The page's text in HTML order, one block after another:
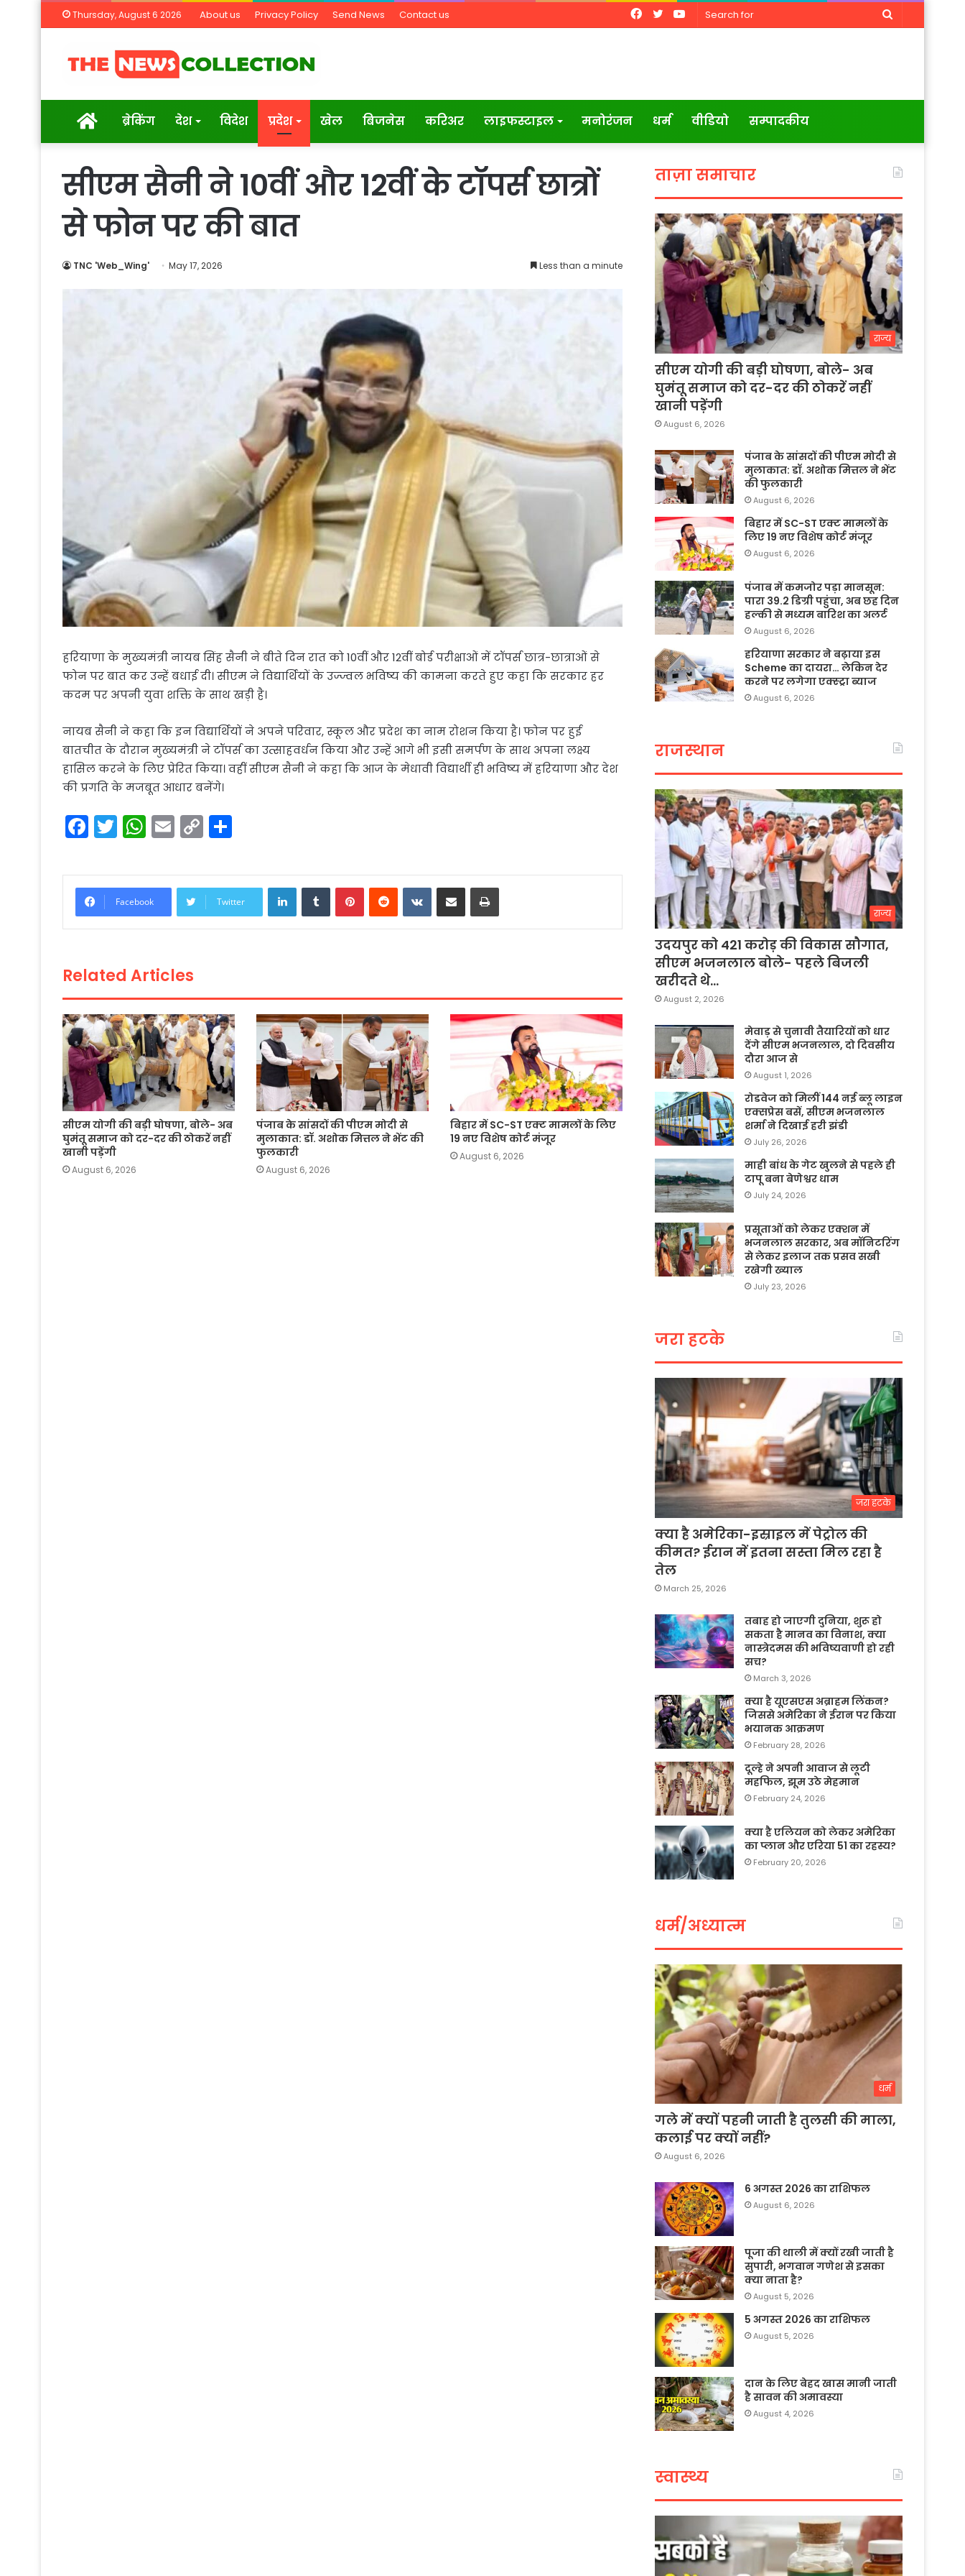
Thursday, August 6 2026 About us Privacy Policy Send News Contact us
Search
YouTube
Twitter
Facebook
Homeब्रेकिंग देश विदेश प्रदेश खेल बिजनेस करिअर लाइफस्टाइल मनोरंजन धर्म वीडियो सम्पादकीय
सीएम सैनी ने 10वीं और 12वीं के टॉपर्स छात्रों
से फोन पर की बात
TNC 'Web_Wing' May 17, 2026 Less than a minute
हरियाणा के मुख्यमंत्री नायब सिंह सैनी ने बीते दिन रात को 10वीं और 12वीं बोर्ड परीक्षाओं में टॉपर्स छात्र-छात्राओं से
फोन पर बात कर उन्हें बधाई दी। सीएम ने विद्यार्थियों के उज्ज्वल भविष्य की कामना करते हुए कहा कि सरकार हर
कदम पर अपनी युवा शक्ति के साथ खड़ी है।
नायब सैनी ने कहा कि इन विद्यार्थियों ने अपने परिवार, स्कूल और प्रदेश का नाम रोशन किया है। फोन पर हुई
बातचीत के दौरान मुख्यमंत्री ने टॉपर्स का उत्साहवर्धन किया और उन्हें आगे भी इसी समर्पण के साथ अपना लक्ष्य
हासिल करने के लिए प्रेरित किया। वहीं सीएम सैनी ने कहा कि आज के मेधावी विद्यार्थी ही भविष्य में हरियाणा और देश
की प्रगति के मजबूत आधार बनेंगे।
F
a
c
e
b
o
k
T
w
itt
er
W
h
a
ts
A
p
E
m
ai
l
C
o
p
y
Li
ar
e
Facebook Twitter
LinkedInTumblrPinterestReddit VKontakte
Share via Email Print
Related Articles
सीएम योगी की बड़ी घोषणा, बोले- अब
घुमंतू समाज को दर-दर की ठोकरें नहीं
खानी पड़ेंगी
August 6, 2026
पंजाब के सांसदों की पीएम मोदी से
मुलाकात: डॉ. अशोक मित्तल ने भेंट की
फुलकारी
August 6, 2026
बिहार में SC-ST एक्ट मामलों के लिए
19 नए विशेष कोर्ट मंजूर
August 6, 2026
ताज़ा समाचार
राज्य
सीएम योगी की बड़ी घोषणा, बोले- अब
घुमंतू समाज को दर-दर की ठोकरें नहीं
खानी पड़ेंगी
August 6, 2026
पंजाब के सांसदों की पीएम मोदी से
मुलाकात: डॉ. अशोक मित्तल ने भेंट
की फुलकारी
August 6, 2026
बिहार में SC-ST एक्ट मामलों के
लिए 19 नए विशेष कोर्ट मंजूर
August 6, 2026
पंजाब में कमजोर पड़ा मानसून:
पारा 39.2 डिग्री पहुंचा, अब छह दिन
हल्की से मध्यम बारिश का अलर्ट
August 6, 2026
हरियाणा सरकार ने बढ़ाया इस
Scheme का दायरा… लेकिन देर
करने पर लगेगा एक्स्ट्रा ब्याज
August 6, 2026
राजस्थान
राज्य
उदयपुर को 421 करोड़ की विकास सौगात,
सीएम भजनलाल बोले- पहले बिजली
खरीदते थे…
August 2, 2026
मेवाड़ से चुनावी तैयारियों को धार
देंगे सीएम भजनलाल, दो दिवसीय
दौरा आज से
August 1, 2026
रोडवेज को मिलीं 144 नई ब्लू लाइन
एक्सप्रेस बसें, सीएम भजनलाल
शर्मा ने दिखाई हरी झंडी
July 26, 2026
माही बांध के गेट खुलने से पहले ही
टापू बना बेणेश्वर धाम
July 24, 2026
प्रसूताओं को लेकर एक्शन में
भजनलाल सरकार, अब मॉनिटरिंग
से लेकर इलाज तक प्रसव सखी
रखेगी ख्याल
July 23, 2026
जरा हटके
जरा हटके
क्या है अमेरिका-इस्राइल में पेट्रोल की
कीमत? ईरान में इतना सस्ता मिल रहा है
तेल
March 25, 2026
तबाह हो जाएगी दुनिया, शुरू हो
सकता है मानव का विनाश, क्या
नास्त्रेदमस की भविष्यवाणी हो रही
सच?
March 3, 2026
क्या है यूएसएस अब्राहम लिंकन?
जिससे अमेरिका ने ईरान पर किया
भयानक आक्रमण
February 28, 2026
दूल्हे ने अपनी आवाज से लूटी
महफिल, झूम उठे मेहमान
February 24, 2026
क्या है एलियन को लेकर अमेरिका
का प्लान और एरिया 51 का रहस्य?
February 20, 2026
धर्म/अध्यात्म
धर्म
गले में क्यों पहनी जाती है तुलसी की माला,
कलाई पर क्यों नहीं?
August 6, 2026
6 अगस्त 2026 का राशिफल
August 6, 2026
पूजा की थाली में क्यों रखी जाती है
सुपारी, भगवान गणेश से इसका
क्या नाता है?
August 5, 2026
5 अगस्त 2026 का राशिफल
August 5, 2026
दान के लिए बेहद खास मानी जाती
है सावन की अमावस्या
August 4, 2026
स्वास्थ्य